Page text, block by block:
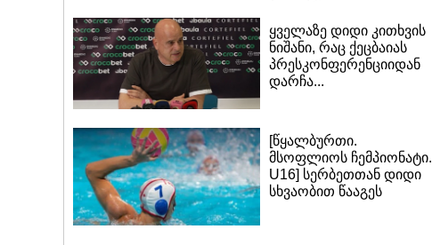
ყველაზე დიდი კითხვის
ნიშანი, რაც ქეცბაიას
პრესკონფერენციიდან
დარჩა...
[წყალბურთი.
მსოფლიოს ჩემპიონატი.
U16] სერბეთთან დიდი
სხვაობით წააგეს